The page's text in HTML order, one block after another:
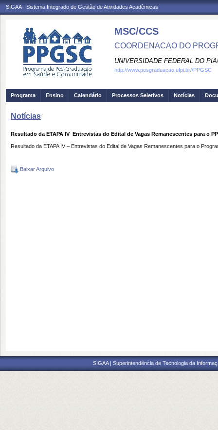
SIGAA - Sistema Integrado de Gestão de Atividades Acadêmicas
MSC/CCS
COORDENACAO DO
UNIVERSIDADE FEDERAL DO
http://www.posgraduacao.ufpi.br//PPGSC
Programa Ensino Calendário Processos Seletivos Notícias
Notícias
Resultado da ETAPA IV  Entrevistas do Edital de Vagas Remanescentes para o
Resultado da ETAPA IV – Entrevistas do Edital de Vagas Remanescentes para o
Baixar Arquivo
SIGAA | Superintendência de Tecnologia da